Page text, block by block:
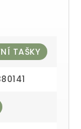
TAŠKY